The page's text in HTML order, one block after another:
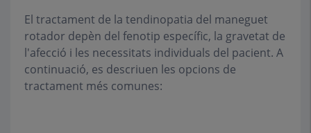
El tractament de la tendinopatia del maneguet
rotador depèn del fenotip específic, la gravetat de
l'afecció i les necessitats individuals del pacient. A
continuació, es descriuen les opcions de
tractament més comunes: